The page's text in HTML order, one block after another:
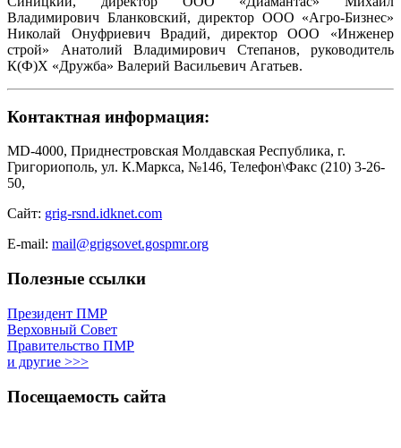
Владимирович Бланковский, директор ООО «Агро-Бизнес»
Николай Онуфриевич Врадий, директор ООО «Инженер
строй» Анатолий Владимирович Степанов, руководитель
К(Ф)Х «Дружба» Валерий Васильевич Агатьев.
Контактная информация:
MD-4000, Приднестровская Молдавская Республика, г.
Григориополь, ул. К.Маркса, №146, Телефон\Факс (210) 3-26-
50,
Сайт: grig-rsnd.idknet.com
E-mail: mail@grigsovet.gospmr.org
Полезные ссылки
Президент ПМР
Верховный Совет
Правительство ПМР
и другие >>>
Посещаемость сайта